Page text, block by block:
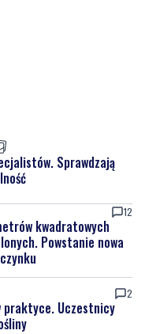
Sprawdzają
12
kwadratowych
Powstanie nowa
2
praktyce. Uczestnicy